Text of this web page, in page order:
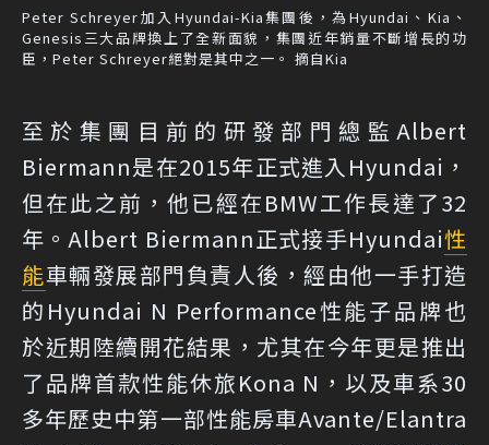
Peter Schreyer加入Hyundai-Kia集團後，為Hyundai、Kia、
Genesis三大品牌換上了全新面貌，集團近年銷量不斷增長的功
臣，Peter Schreyer絕對是其中之一。 摘自Kia
至於集團目前的研發部門總監Albert
Biermann是在2015年正式進入Hyundai，
但在此之前，他已經在BMW工作長達了32
年。Albert Biermann正式接手Hyundai性
能車輛發展部門負責人後，經由他一手打造
的Hyundai N Performance性能子品牌也
於近期陸續開花結果，尤其在今年更是推出
了品牌首款性能休旅Kona N，以及車系30
多年歷史中第一部性能房車Avante/Elantra